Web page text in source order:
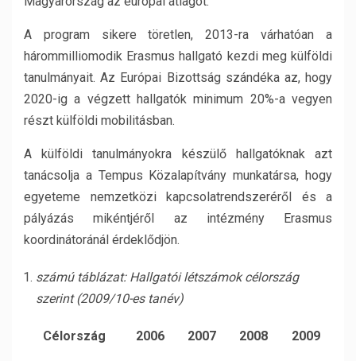
A program sikere töretlen, 2013-ra várhatóan a
hárommilliomodik Erasmus hallgató kezdi meg külföldi
tanulmányait. Az Európai Bizottság szándéka az, hogy
2020-ig a végzett hallgatók minimum 20%-a vegyen
részt külföldi mobilitásban.
A külföldi tanulmányokra készülő hallgatóknak azt
tanácsolja a Tempus Közalapítvány munkatársa, hogy
egyeteme nemzetközi kapcsolatrendszeréről és a
pályázás mikéntjéről az intézmény Erasmus
koordinátoránál érdeklődjön.
számú táblázat: Hallgatói létszámok célország
szerint (2009/10-es tanév)
Célország 2006 2007 2008 2009